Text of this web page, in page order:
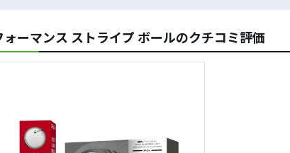
ーマンス ストライプ ボールのクチコミ評価